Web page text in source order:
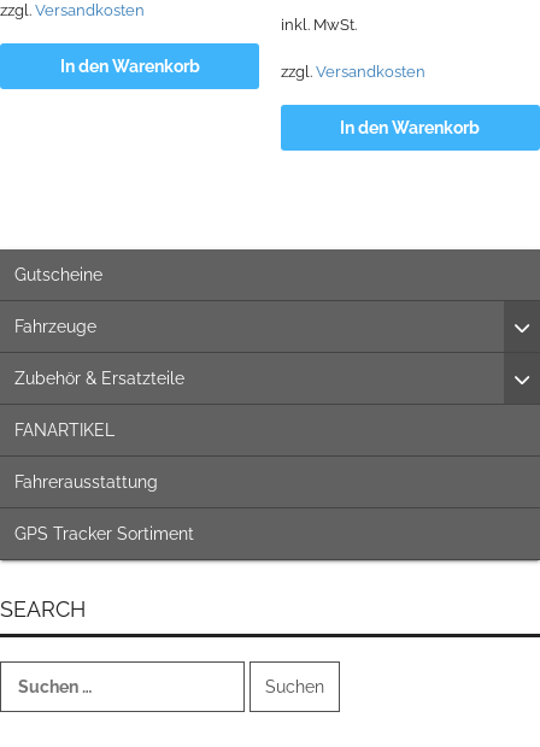
zzgl. Versandkosten
In den Warenkorb
war:
161,16 €120,91 €.
inkl. MwSt.
zzgl. Versandkosten
In den Warenkorb
Gutscheine
Fahrzeuge
Zubehör & Ersatzteile
FANARTIKEL
Fahrerausstattung
GPS Tracker Sortiment
SEARCH
nach: